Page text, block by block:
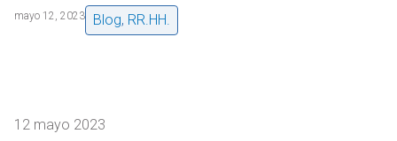
mayo 12, 2023 Blog, RR.HH.
12 mayo 2023